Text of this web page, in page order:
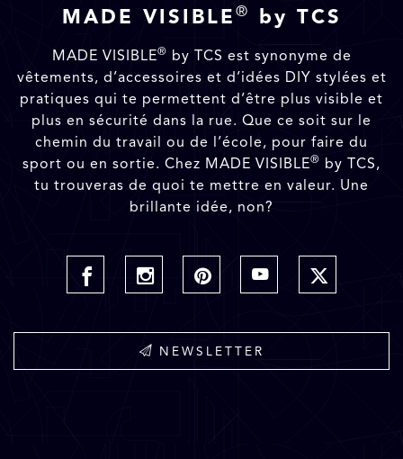
MADE VISIBLE ® by TCS
MADE VISIBLE® by TCS est synonyme de
vêtements, d’accessoires et d’idées DIY stylées et
pratiques qui te permettent d’être plus visible et
plus en sécurité dans la rue. Que ce soit sur le
chemin du travail ou de l’école, pour faire du
sport ou en sortie. Chez MADE VISIBLE® by TCS,
tu trouveras de quoi te mettre en valeur. Une
brillante idée, non?
NEWSLETTER